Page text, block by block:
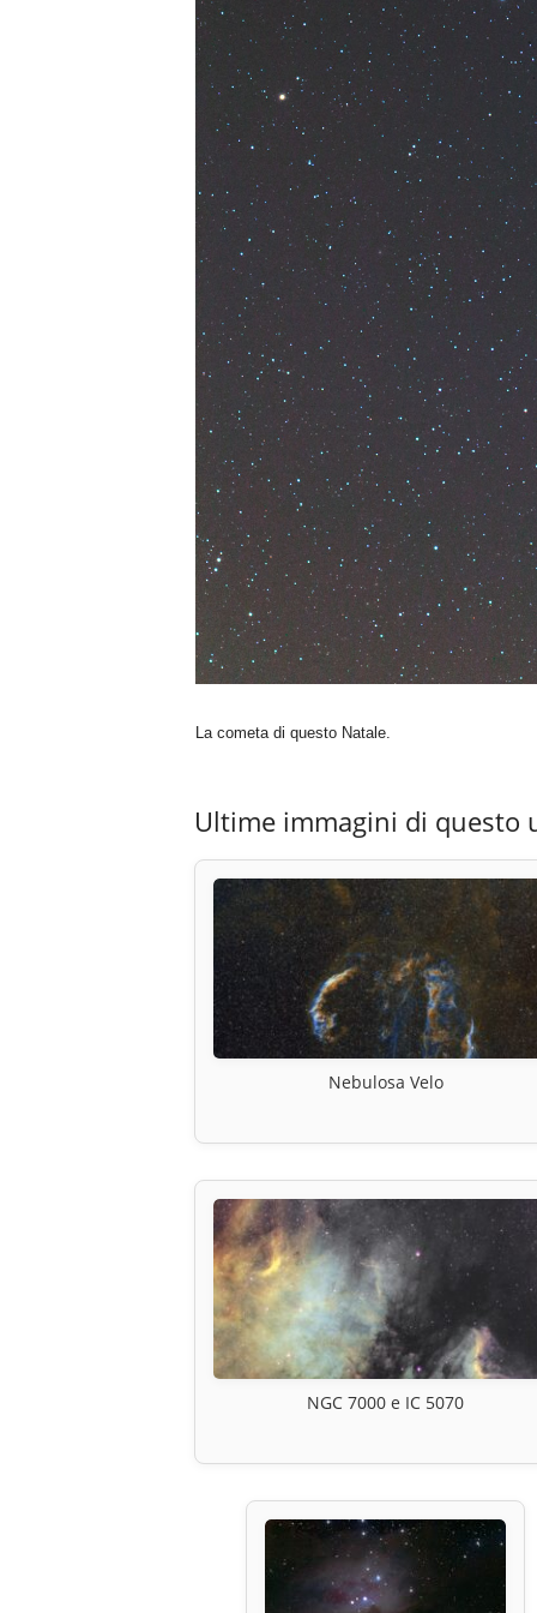
La cometa di questo Natale.
Ultime immagini di questo
Nebulosa Velo
NGC 7000 e IC 5070